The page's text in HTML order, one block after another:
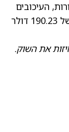
העיכובים
נובעים ממחסור בכוח אדם ובחומרי גלם. מניית אורקל יורדת ב-4%, כלומר ב-8.62 דולר, לרמה של 190.23 דולר
את השוק.